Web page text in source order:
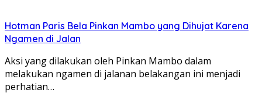
Hotman Paris Bela Pinkan Mambo yang Dihujat Karena
Ngamen di Jalan
Aksi yang dilakukan oleh Pinkan Mambo dalam
melakukan ngamen di jalanan belakangan ini menjadi
perhatian…